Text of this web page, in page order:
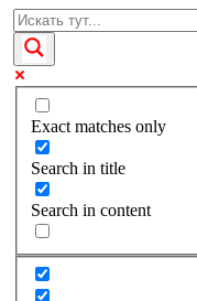
Exact matches only
Search in title
Search in content